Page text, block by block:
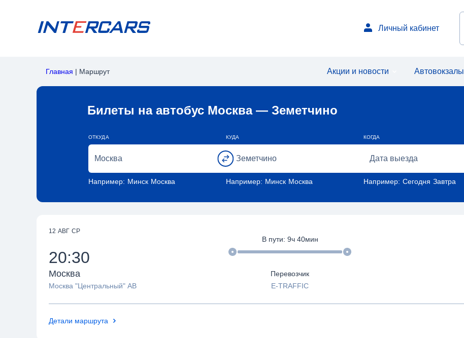
Личный кабинет
Главная | Маршрут Акции и новости Автовокзалы
Билеты на автобус Москва — Земетчино
ОТКУДА
Например: Минск Москва
КУДА
Например: Минск Москва
КОГДА
Например: Сегодня Завтра
12 АВГ СР
20:30
В пути: 9ч 40мин
Москва
Москва "Центральный" АВ
Перевозчик
E-TRAFFIC
Детали маршрута